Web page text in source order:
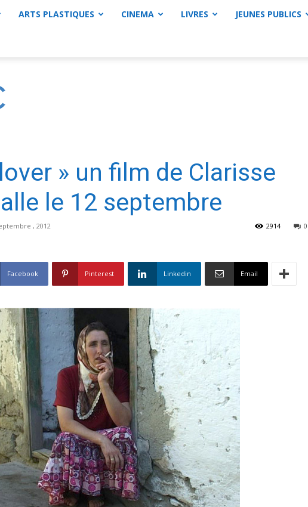
ARTS PLASTIQUES CINEMA LIVRES JEUNES PUBLICS
» un film de Clarisse
le 12 septembre
, 2012 0
2914
Facebook Pinterest Linkedin Email